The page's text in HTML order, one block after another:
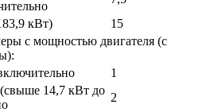
кВт)
15
с мощностью двигателя (с
1
14,7 кВт до
2